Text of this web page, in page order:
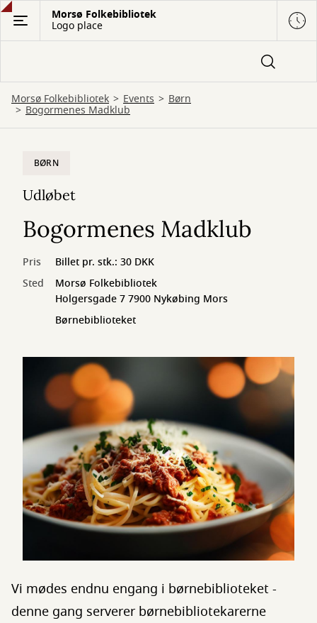
Gå
hovedindhold
Morsø Folkebibliotek
Logo place
Morsø Folkebibliotek Events Børn
Bogormenes Madklub
BØRN
Udløbet
Bogormenes Madklub
Pris
Billet pr. stk.: 30 DKK
Sted
Morsø Folkebibliotek
Holgersgade 7 7900 Nykøbing Mors
Børnebiblioteket
Vi mødes endnu engang i børnebiblioteket -
denne gang serverer børnebibliotekarerne